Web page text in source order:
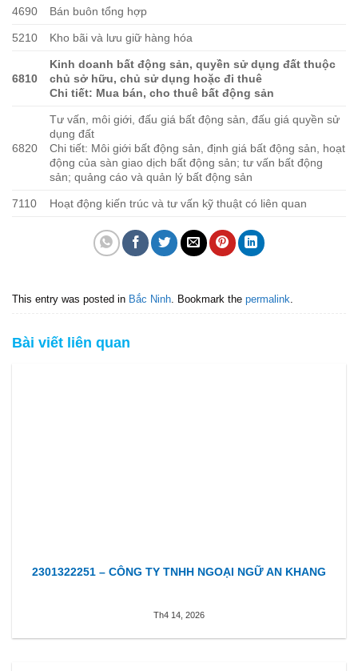
4690 Bán buôn tổng hợp
5210 Kho bãi và lưu giữ hàng hóa
6810
Kinh doanh bất động sản, quyền sử dụng đất thuộc
chủ sở hữu, chủ sử dụng hoặc đi thuê
Chi tiết: Mua bán, cho thuê bất động sản
6820
Tư vấn, môi giới, đấu giá bất động sản, đấu giá quyền sử
dụng đất
Chi tiết: Môi giới bất động sản, định giá bất động sản, hoạt
động của sàn giao dịch bất động sản; tư vấn bất động
sản; quảng cáo và quản lý bất động sản
7110 Hoạt động kiến trúc và tư vấn kỹ thuật có liên quan
This entry was posted in Bắc Ninh . Bookmark the permalink
Bài viết liên quan
2301322251 – CÔNG TY TNHH NGOẠI NGỮ AN KHANG
Th4 14, 2026